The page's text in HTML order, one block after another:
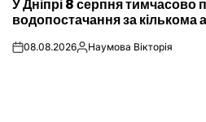
У
У Дніпрі 8 серпня тимчасово
водопостачання за кількома
on08.08.2026Опубліковано
Наумова Вікторія